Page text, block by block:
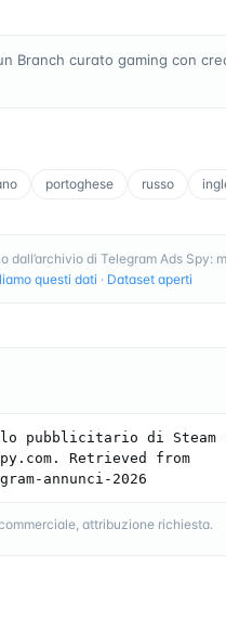
Branch curato gaming con
portoghese russo
dall’archivio di Telegram Ads Spy:
questi dati · Dataset aperti
pubblicitario di Steam
Retrieved from
annunci-2026
attribuzione richiesta.